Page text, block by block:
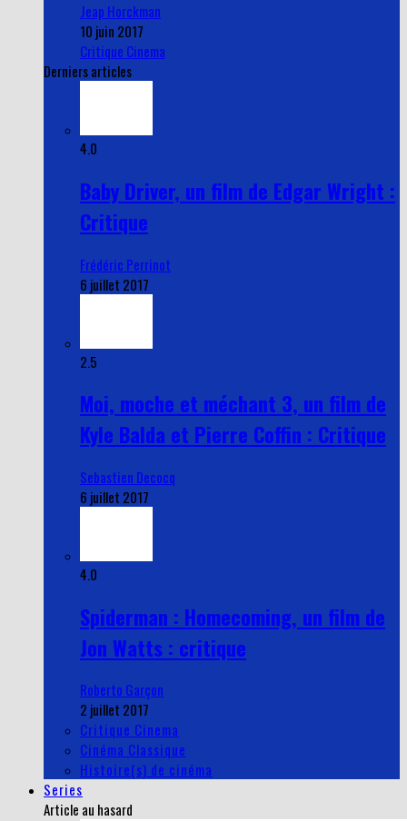
Jeap Horckman
10 juin 2017
Critique Cinema
Derniers articles
4.0
Baby Driver, un film de Edgar Wright :
Critique
Frédéric Perrinot
6 juillet 2017
2.5
Moi, moche et méchant 3, un film de
Kyle Balda et Pierre Coffin : Critique
Sebastien Decocq
6 juillet 2017
4.0
Spiderman : Homecoming, un film de
Jon Watts : critique
Roberto Garçon
2 juillet 2017
Critique Cinema
Cinéma Classique
Histoire(s) de cinéma
Series
Article au hasard